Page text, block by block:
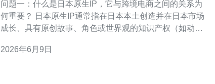
问题一：什么是日本原生IP，它与跨境电商之间的关系为
何重要？ 日本原生IP通常指在日本本土创造并在日本市场
成长、具有原创故事、角色或世界观的知识产权（如动
着源自日本的文化符号和粉丝资源，能带来明显的品牌识
2026年6月9日